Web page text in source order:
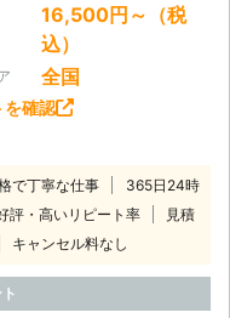
16,500円～（税
込）
全国
を確認
で丁寧な仕事
365日24時
評・高いリピート率
見積
キャンセル料なし